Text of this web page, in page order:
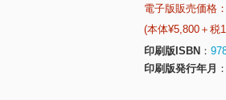
電子版販売価格：
(本体¥5,800＋税
印刷版ISBN
印刷版発行年月